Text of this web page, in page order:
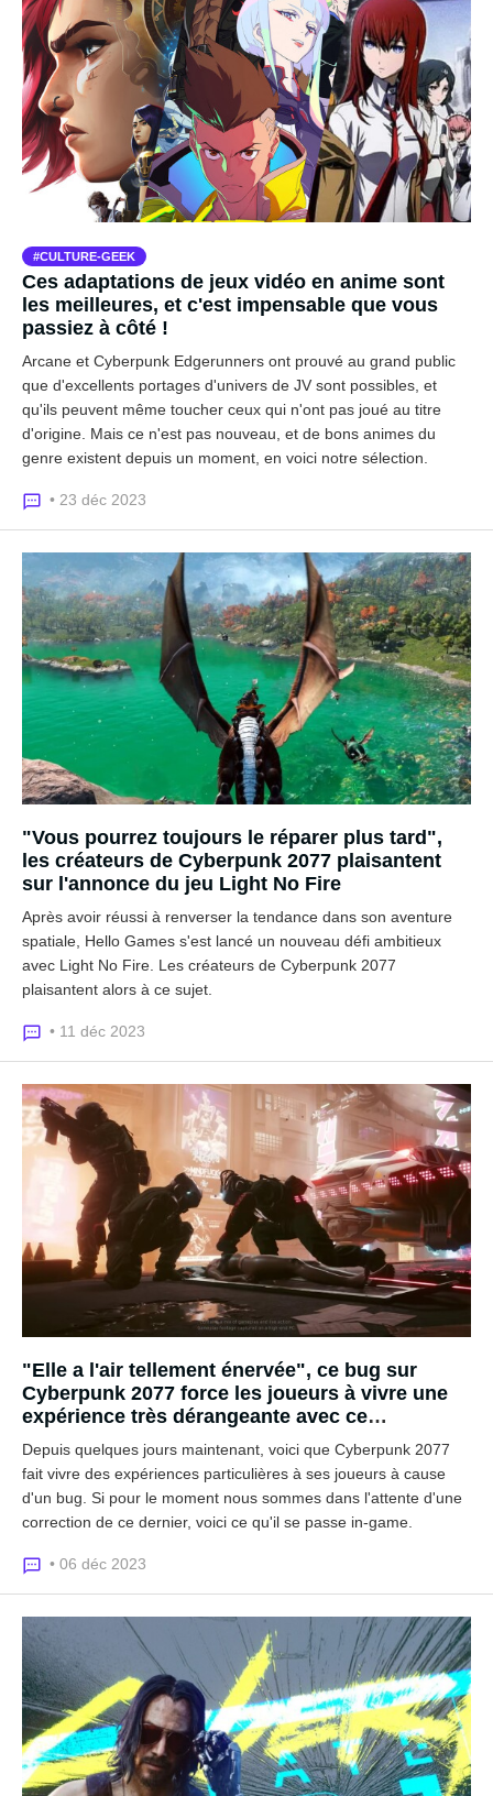
CULTURE-GEEK
Ces adaptations de jeux vidéo en anime sont
les meilleures, et c'est impensable que vous
passiez à côté !
Arcane et Cyberpunk Edgerunners ont prouvé au grand public
que d'excellents portages d'univers de JV sont possibles, et
qu'ils peuvent même toucher ceux qui n'ont pas joué au titre
d'origine. Mais ce n'est pas nouveau, et de bons animes du
genre existent depuis un moment, en voici notre sélection.
• 23 déc 2023
"Vous pourrez toujours le réparer plus tard",
les créateurs de Cyberpunk 2077 plaisantent
sur l'annonce du jeu Light No Fire
Après avoir réussi à renverser la tendance dans son aventure
spatiale, Hello Games s'est lancé un nouveau défi ambitieux
avec Light No Fire. Les créateurs de Cyberpunk 2077
plaisantent alors à ce sujet.
• 11 déc 2023
"Elle a l'air tellement énervée", ce bug sur
Cyberpunk 2077 force les joueurs à vivre une
expérience très dérangeante avec ce
personnage du jeu
Depuis quelques jours maintenant, voici que Cyberpunk 2077
fait vivre des expériences particulières à ses joueurs à cause
d'un bug. Si pour le moment nous sommes dans l'attente d'une
correction de ce dernier, voici ce qu'il se passe in-game.
• 06 déc 2023